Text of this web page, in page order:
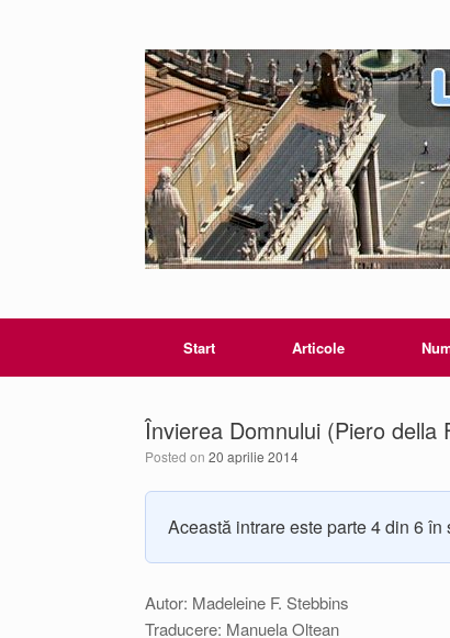
Start Articole
Învierea Domnului (Piero della
Posted on 20 aprilie 2014
Această intrare este parte 4 din 6 în
Autor: Madeleine F. Stebbins
Traducere: Manuela Oltean